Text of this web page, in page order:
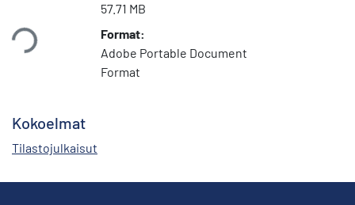
57.71 MB
Format:
Adobe Portable Document
Format
Kokoelmat
Tilastojulkaisut